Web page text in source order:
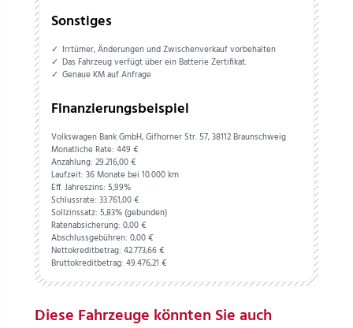
Sonstiges
Irrtümer, Änderungen und Zwischenverkauf vorbehalten
Das Fahrzeug verfügt über ein Batterie Zertifikat.
Genaue KM auf Anfrage
Finanzierungsbeispiel
Volkswagen Bank GmbH, Gifhorner Str. 57, 38112 Braunschweig
Monatliche Rate: 449 €
Anzahlung: 29.216,00€
Laufzeit: 36 Monate bei 10.000 km
Eff. Jahreszins: 5,99%
Schlussrate: 33.761,00€
Sollzinssatz: 5,83% (gebunden)
Ratenabsicherung: 0,00€
Abschlussgebühren: 0,00€
Nettokreditbetrag: 42.773,66€
Bruttokreditbetrag: 49.476,21 €
Diese Fahrzeuge könnten Sie auch